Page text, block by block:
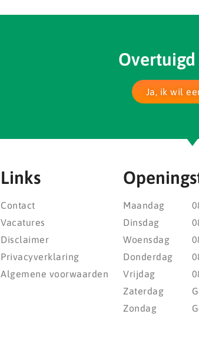
Overtuigd
Ja, ik wil
Links
Contact
Vacatures
Disclaimer
Privacyverklaring
Algemene voorwaarden
Maandag
Dinsdag
Woensdag
Donderdag
Vrijdag
Zaterdag
Zondag